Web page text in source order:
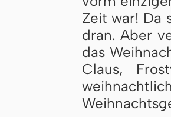
Zeit war! Da
dran. Aber
das
Claus,